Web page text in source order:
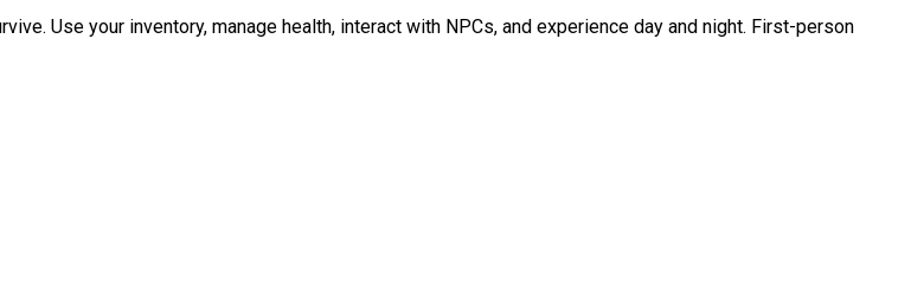
Use your inventory, manage health, interact with NPCs, and experience day and night. First-person